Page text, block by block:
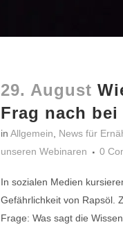
29. August
Frag nach bei
in Allgemein News für
unseren Webinaren
0
In sozialen Medien
Gefährlichkeit von Rapsöl.
Frage: Was sagt die